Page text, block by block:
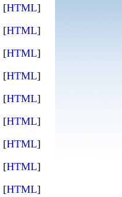
[HTML]
[HTML]
[HTML]
[HTML]
[HTML]
[HTML]
[HTML]
[HTML]
[HTML]